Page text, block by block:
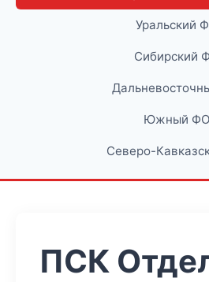
Уральский
Сибирский
Южный ФО
Северо-
ПСК